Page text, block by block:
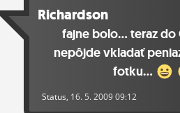
Richardson
fajne bolo... teraz do
nepôjde vkladať
fotku...
Status, 16. 5. 2009 09:12